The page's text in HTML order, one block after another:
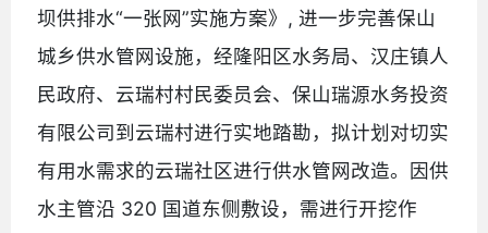
坝供排水“一张网”实施方案》, 进一步完善保山
城乡供水管网设施，经隆阳区水务局、汉庄镇人
民政府、云瑞村村民委员会、保山瑞源水务投资
有限公司到云瑞村进行实地踏勘，拟计划对切实
有用水需求的云瑞社区进行供水管网改造。因供
水主管沿 320 国道东侧敷设，需进行开挖作